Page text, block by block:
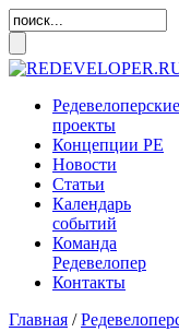
Редевелоперские
проекты
Концепции РЕ
Новости
Статьи
Календарь
событий
Команда
Редевелопер
Контакты
Главная /